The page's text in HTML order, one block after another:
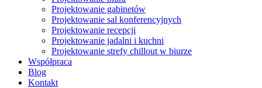
Projektowanie gabinetów
Projektowanie sal konferencyjnych
Projektowanie recepcji
Projektowanie jadalni i kuchni
Projektowanie strefy chillout w biurze
Współpraca
Blog
Kontakt